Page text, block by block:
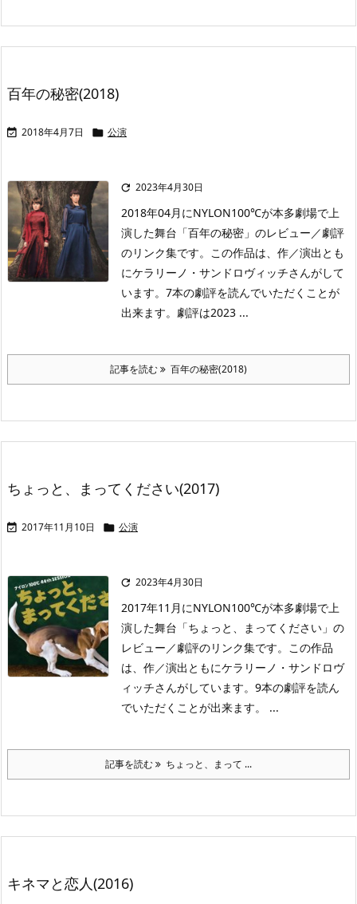
百年の秘密(2018)
 2018年4月7日  公演
 2023年4月30日
2018年04月にNYLON100℃が本多劇場で上
演した舞台「百年の秘密」のレビュー／劇評
のリンク集です。この作品は、作／演出とも
にケラリーノ・サンドロヴィッチさんがして
います。7本の劇評を読んでいただくことが
出来ます。劇評は2023 ...
記事を読む 百年の秘密(2018)
ちょっと、まってください(2017)
 2017年11月10日  公演
 2023年4月30日
2017年11月にNYLON100℃が本多劇場で上
演した舞台「ちょっと、まってください」の
レビュー／劇評のリンク集です。この作品
は、作／演出ともにケラリーノ・サンドロヴ
ィッチさんがしています。9本の劇評を読ん
でいただくことが出来ます。 ...
記事を読む ちょっと、まって ...
キネマと恋人(2016)